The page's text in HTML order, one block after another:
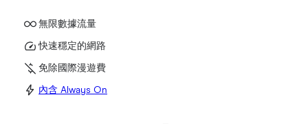
無限數據流量
快速穩定的網路
免除國際漫遊費
內含 Always On